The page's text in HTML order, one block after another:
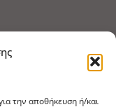
την αποθήκευση ή/και